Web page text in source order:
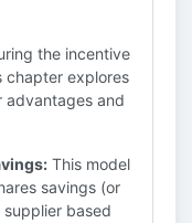
the incentive
chapter explores
advantages and
This model
savings (or
based